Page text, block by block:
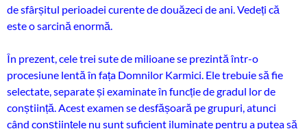
de sfârșitul perioadei curente de douăzeci de ani. Vedeți că
este o sarcină enormă.
În prezent, cele trei sute de milioane se prezintă într-o
procesiune lentă în fața Domnilor Karmici. Ele trebuie să fie
selectate, separate și examinate în funcție de gradul lor de
conștiință. Acest examen se desfășoară pe grupuri, atunci
când conștiințele nu sunt suficient iluminate pentru a putea să